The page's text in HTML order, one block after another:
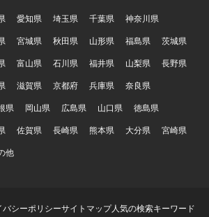
愛知県 埼玉県 千葉県
神奈川県
宮城県 秋田県 山形県 福島県
茨城県
富山県 石川県 福井県 山梨県
長野県
滋賀県 京都府 兵庫県
奈良県
県 岡山県 広島県 山口県
徳島県
佐賀県 長崎県 熊本県 大分県
宮崎県
他
バシーポリシーサイトマップ人気の検索キーワード